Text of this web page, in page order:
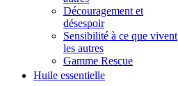
Découragement et
désespoir
Sensibilité à ce que vivent
les autres
Gamme Rescue
Huile essentielle